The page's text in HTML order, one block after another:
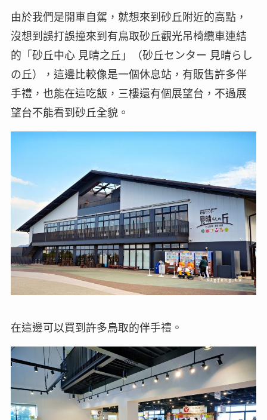
由於我們是開車自駕，就想來到砂丘附近的高點，
沒想到誤打誤撞來到有鳥取砂丘觀光吊椅纜車連結
的「砂丘中心 見晴之丘」（砂丘センター 見晴らし
の丘），這邊比較像是一個休息站，有販售許多伴
手禮，也能在這吃飯，三樓還有個展望台，不過展
望台不能看到砂丘全貌。
在這邊可以買到許多鳥取的伴手禮。